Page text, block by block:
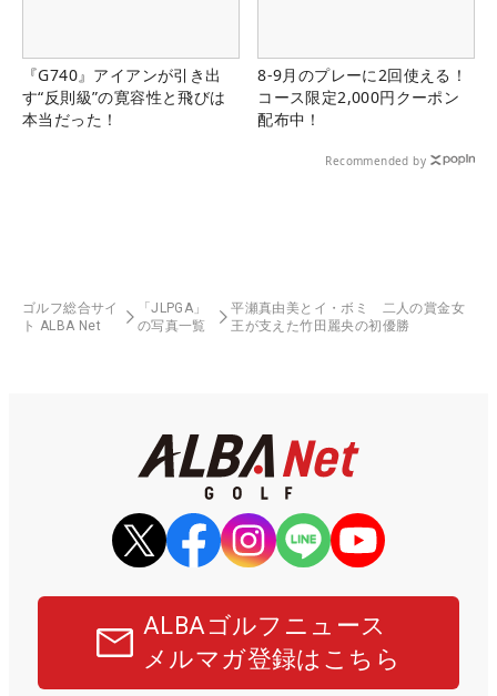
『G740』アイアンが引き出
す“反則級”の寛容性と飛びは
本当だった！
8-9月のプレーに2回使える！
コース限定2,000円クーポン
配布中！
Recommended by
ゴルフ総合サイ
ト ALBA Net
「JLPGA」
の写真一覧
平瀬真由美とイ・ボミ 二人の賞金女
王が支えた竹田麗央の初優勝
ALBAゴルフニュース
メルマガ登録はこちら